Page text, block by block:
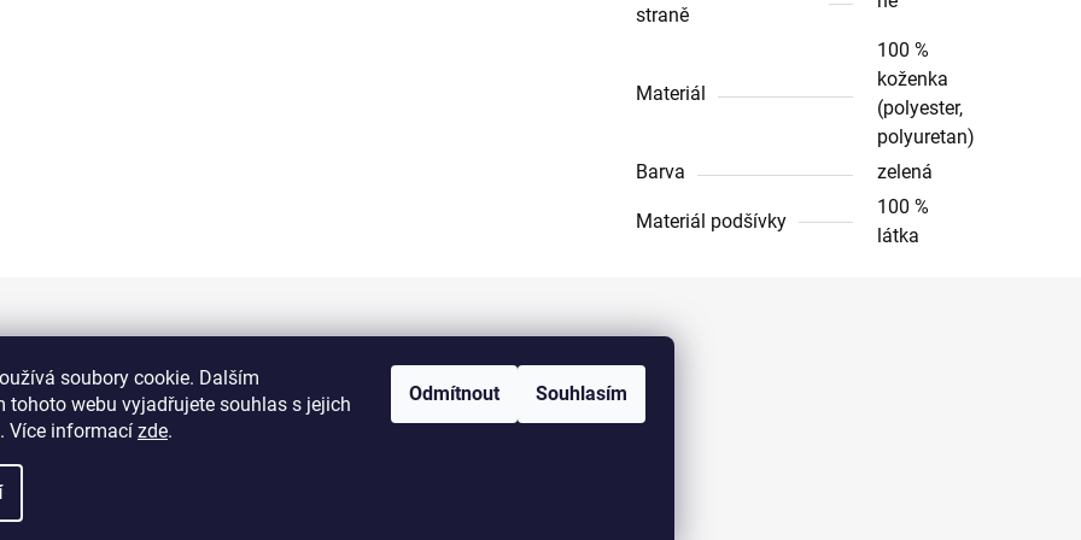
soubory cookie. Dalším
tohoto webu vyjadřujete souhlas s jejich
Více informací zde.
Odmítnout Souhlasím
straně
Materiál
100 %
koženka
(polyester,
polyuretan)
Barva
zelená
Materiál podšívky
100 %
látka
Informace pro vás
Kontakty
Facebook